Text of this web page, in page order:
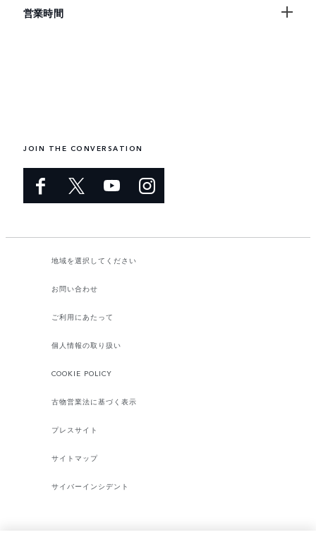
営業時間
JOIN THE CONVERSATION
地域を選択してください​
お問い合わせ
ご利用にあたって
個人情報の取り扱い
COOKIE POLICY
古物営業法に基づく表示
プレスサイト
サイトマップ
サイバーインシデント